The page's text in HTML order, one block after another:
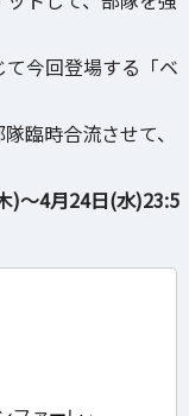
今回登場する「ベ
臨時合流させて、
)～4月24日(水)23:5